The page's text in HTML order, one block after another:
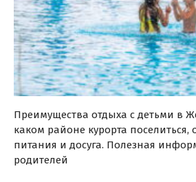
Преимущества отдыха с детьми в
каком районе курорта поселиться,
питания и досуга. Полезная
родителей